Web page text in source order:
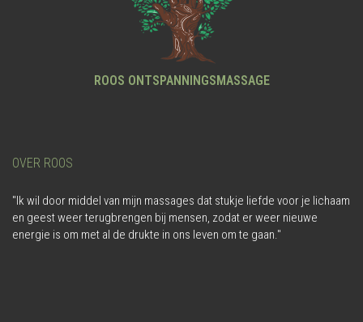
ROOS ONTSPANNINGSMASSAGE
OVER ROOS
"Ik wil door middel van mijn massages dat stukje liefde voor je lichaam
en geest weer terugbrengen bij mensen, zodat er weer nieuwe
energie is om met al de drukte in ons leven om te gaan."